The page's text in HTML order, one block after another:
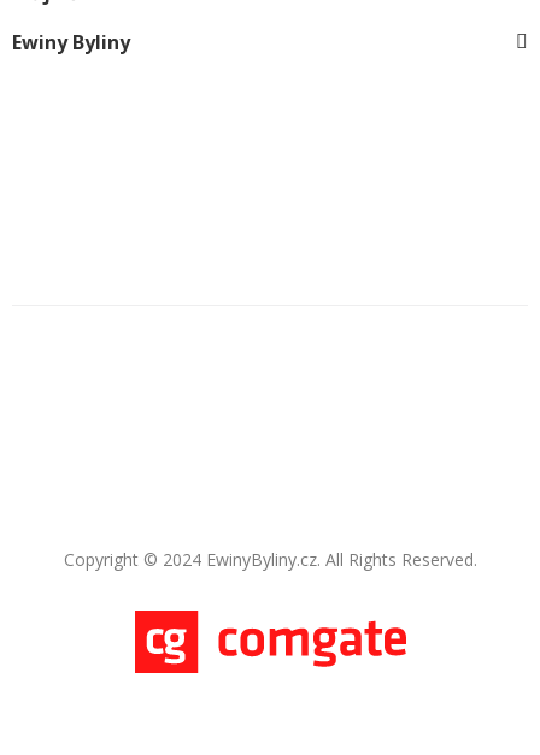
Ewiny Byliny
Copyright © 2024 EwinyByliny.cz. All Rights Reserved.